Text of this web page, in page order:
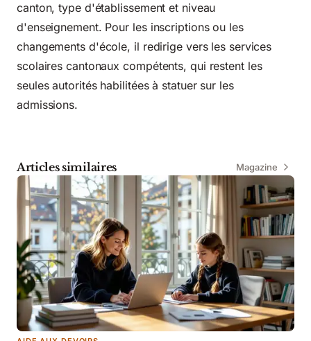
canton, type d'établissement et niveau
d'enseignement. Pour les inscriptions ou les
changements d'école, il redirige vers les services
scolaires cantonaux compétents, qui restent les
seules autorités habilitées à statuer sur les
admissions.
Articles similaires Magazine